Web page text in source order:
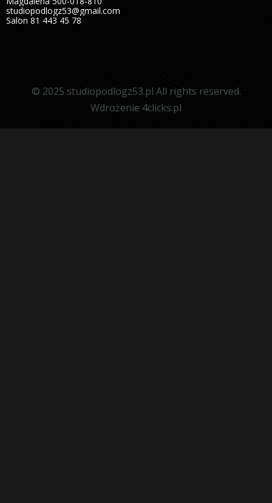
studiopodlogz53@gmail.com
Salon 81 443 45 78
© 2025 studiopodlogz53.pl All rights reserved.
Wdrożenie 4clicks.pl